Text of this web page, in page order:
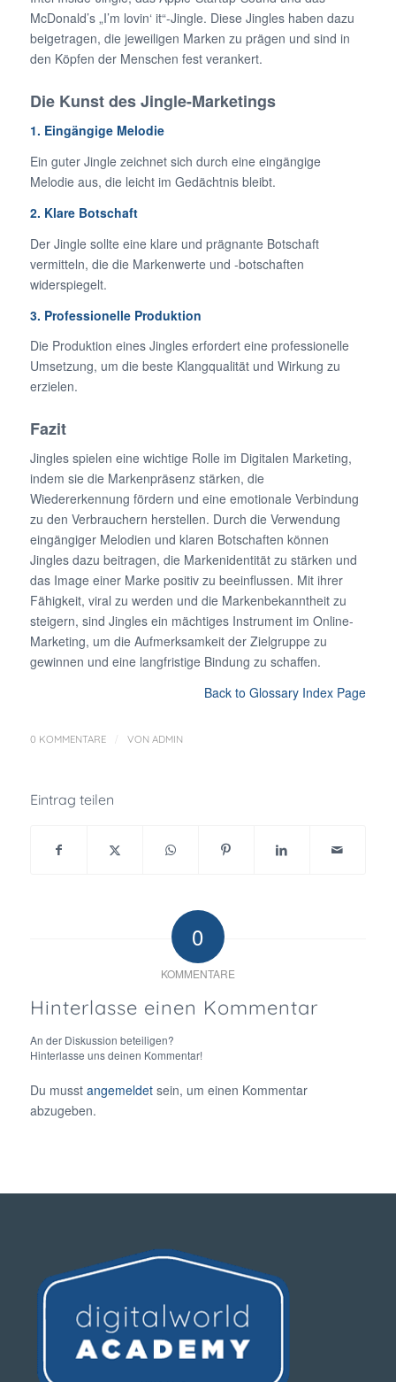
McDonald’s „I’m lovin‘ it“-Jingle. Diese Jingles haben dazu
beigetragen, die jeweiligen Marken zu prägen und sind in
den Köpfen der Menschen fest verankert.
Die Kunst des Jingle-Marketings
1. Eingängige Melodie
Ein guter Jingle zeichnet sich durch eine eingängige
Melodie aus, die leicht im Gedächtnis bleibt.
2. Klare Botschaft
Der Jingle sollte eine klare und prägnante Botschaft
vermitteln, die die Markenwerte und -botschaften
widerspiegelt.
3. Professionelle Produktion
Die Produktion eines Jingles erfordert eine professionelle
Umsetzung, um die beste Klangqualität und Wirkung zu
erzielen.
Fazit
Jingles spielen eine wichtige Rolle im Digitalen Marketing,
indem sie die Markenpräsenz stärken, die
Wiedererkennung fördern und eine emotionale Verbindung
zu den Verbrauchern herstellen. Durch die Verwendung
eingängiger Melodien und klaren Botschaften können
Jingles dazu beitragen, die Markenidentität zu stärken und
das Image einer Marke positiv zu beeinflussen. Mit ihrer
Fähigkeit, viral zu werden und die Markenbekanntheit zu
steigern, sind Jingles ein mächtiges Instrument im Online-
Marketing, um die Aufmerksamkeit der Zielgruppe zu
gewinnen und eine langfristige Bindung zu schaffen.
Back to Glossary Index Page
0 KOMMENTARE VON ADMIN
Eintrag teilen
0
KOMMENTARE
Hinterlasse einen Kommentar
An der Diskussion beteiligen?
Hinterlasse uns deinen Kommentar!
Du musst angemeldetsein, um einen Kommentar
abzugeben.